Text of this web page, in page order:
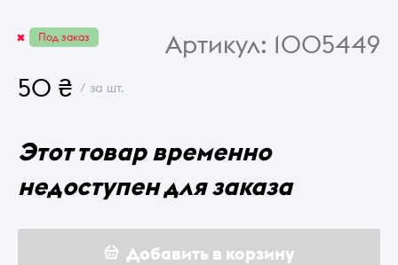
Под заказ Артикул: 1005449
50 ₴ / за шт.
Этот товар временно
недоступен для заказа
Добавить в корзину